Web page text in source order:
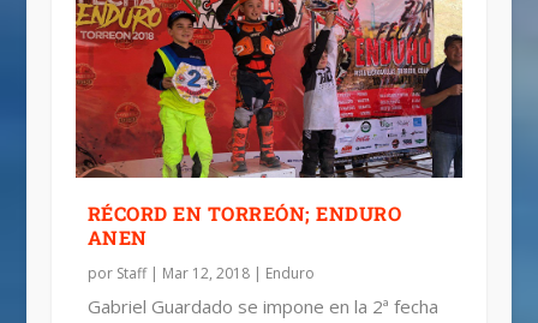
RÉCORD EN TORREÓN; ENDURO
ANEN
por Staff| Mar 12, 2018| Enduro
Gabriel Guardado se impone en la 2ª fecha